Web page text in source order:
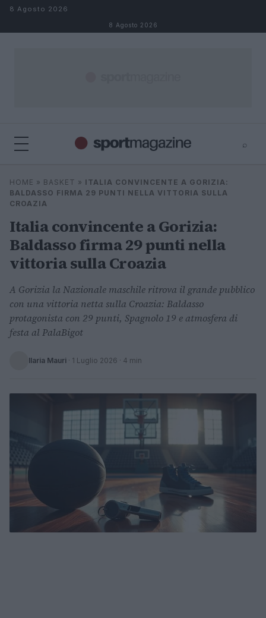
Salta al contenuto
8 Agosto 2026
8 Agosto 2026
⌕
Cerca
HOME » BASKET » ITALIA CONVINCENTE A GORIZIA:
BALDASSO FIRMA 29 PUNTI NELLA VITTORIA SULLA
CROAZIA
Italia convincente a Gorizia:
Baldasso firma 29 punti nella
vittoria sulla Croazia
A Gorizia la Nazionale maschile ritrova il grande pubblico
con una vittoria netta sulla Croazia: Baldasso
protagonista con 29 punti, Spagnolo 19 e atmosfera di
festa al PalaBigot
Ilaria Mauri · 1 Luglio 2026 · 4 min